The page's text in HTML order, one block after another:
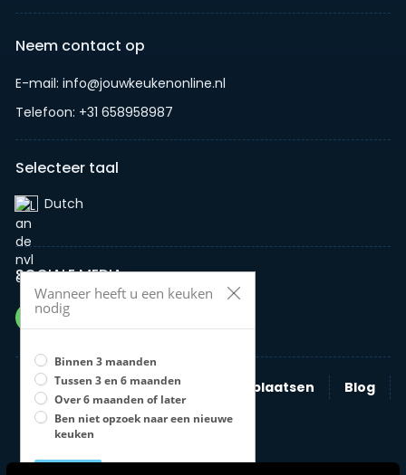
Neem contact op
E-mail: info@jouwkeukenonline.nl
Telefoon: +31 658958987
Selecteer taal
Dutch‎
SOCIALE MEDIA
Zoeken Nieuwe advertentie plaatsen
Blog
Bedrijven
Wanneer heeft u een keuken
nodig
Binnen 3 maanden
Tussen 3 en 6 maanden
Over 6 maanden of later
Ben niet opzoek naar een nieuwe
keuken